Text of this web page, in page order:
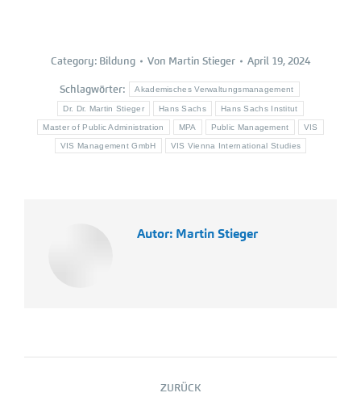
Category: Bildung Von Martin Stieger April 19, 2024
Schlagwörter: Akademisches Verwaltungsmanagement
Dr. Dr. Martin Stieger Hans Sachs Hans Sachs Institut
Master of Public Administration MPA Public Management VIS
VIS Management GmbH VIS Vienna International Studies
Autor: Martin Stieger
Kommentarnavigation
ZURÜCK